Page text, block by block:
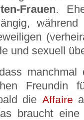
Frauen.
und sexuell
manchmal
Freundin
die Affaire
braucht